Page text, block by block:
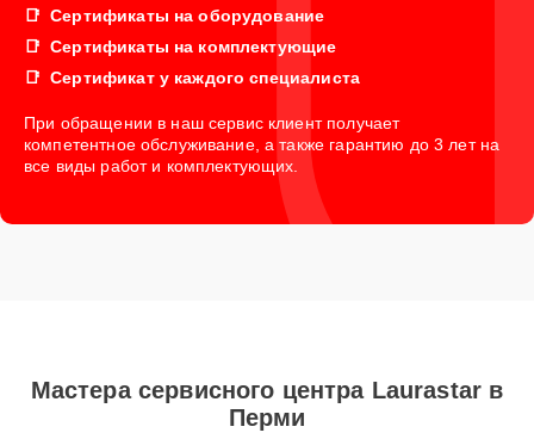
Сертификаты на оборудование
Сертификаты на комплектующие
Сертификат у каждого специалиста
При обращении в наш сервис клиент получает
компетентное обслуживание, а также гарантию до 3 лет на
все виды работ и комплектующих.
Мастера сервисного центра Laurastar в
Перми